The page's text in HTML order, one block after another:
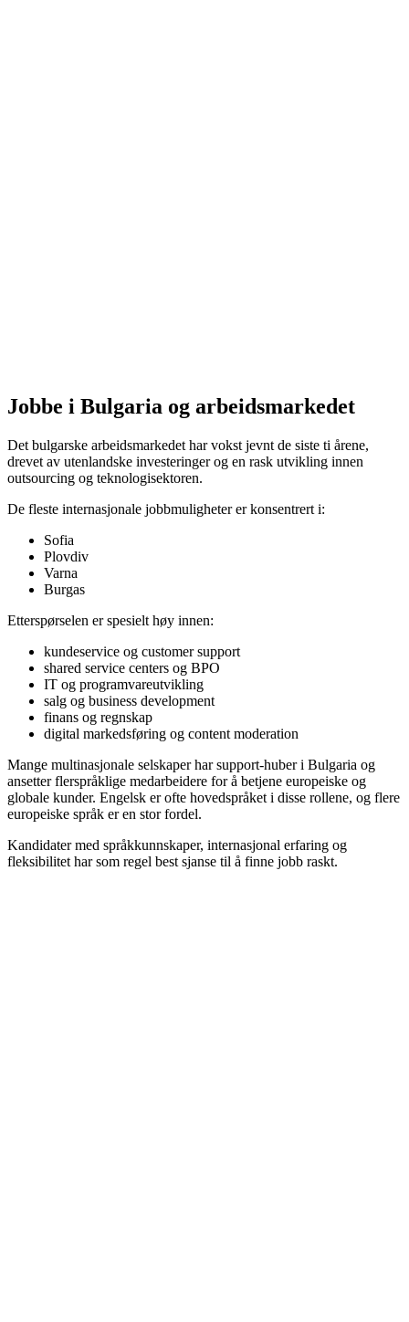
Jobbe i Bulgaria og arbeidsmarkedet
Det bulgarske arbeidsmarkedet har vokst jevnt de siste ti årene,
drevet av utenlandske investeringer og en rask utvikling innen
outsourcing og teknologisektoren.
De fleste internasjonale jobbmuligheter er konsentrert i:
Sofia
Plovdiv
Varna
Burgas
Etterspørselen er spesielt høy innen:
kundeservice og customer support
shared service centers og BPO
IT og programvareutvikling
salg og business development
finans og regnskap
digital markedsføring og content moderation
Mange multinasjonale selskaper har support-huber i Bulgaria og
ansetter flerspråklige medarbeidere for å betjene europeiske og
globale kunder. Engelsk er ofte hovedspråket i disse rollene, og flere
europeiske språk er en stor fordel.
Kandidater med språkkunnskaper, internasjonal erfaring og
fleksibilitet har som regel best sjanse til å finne jobb raskt.